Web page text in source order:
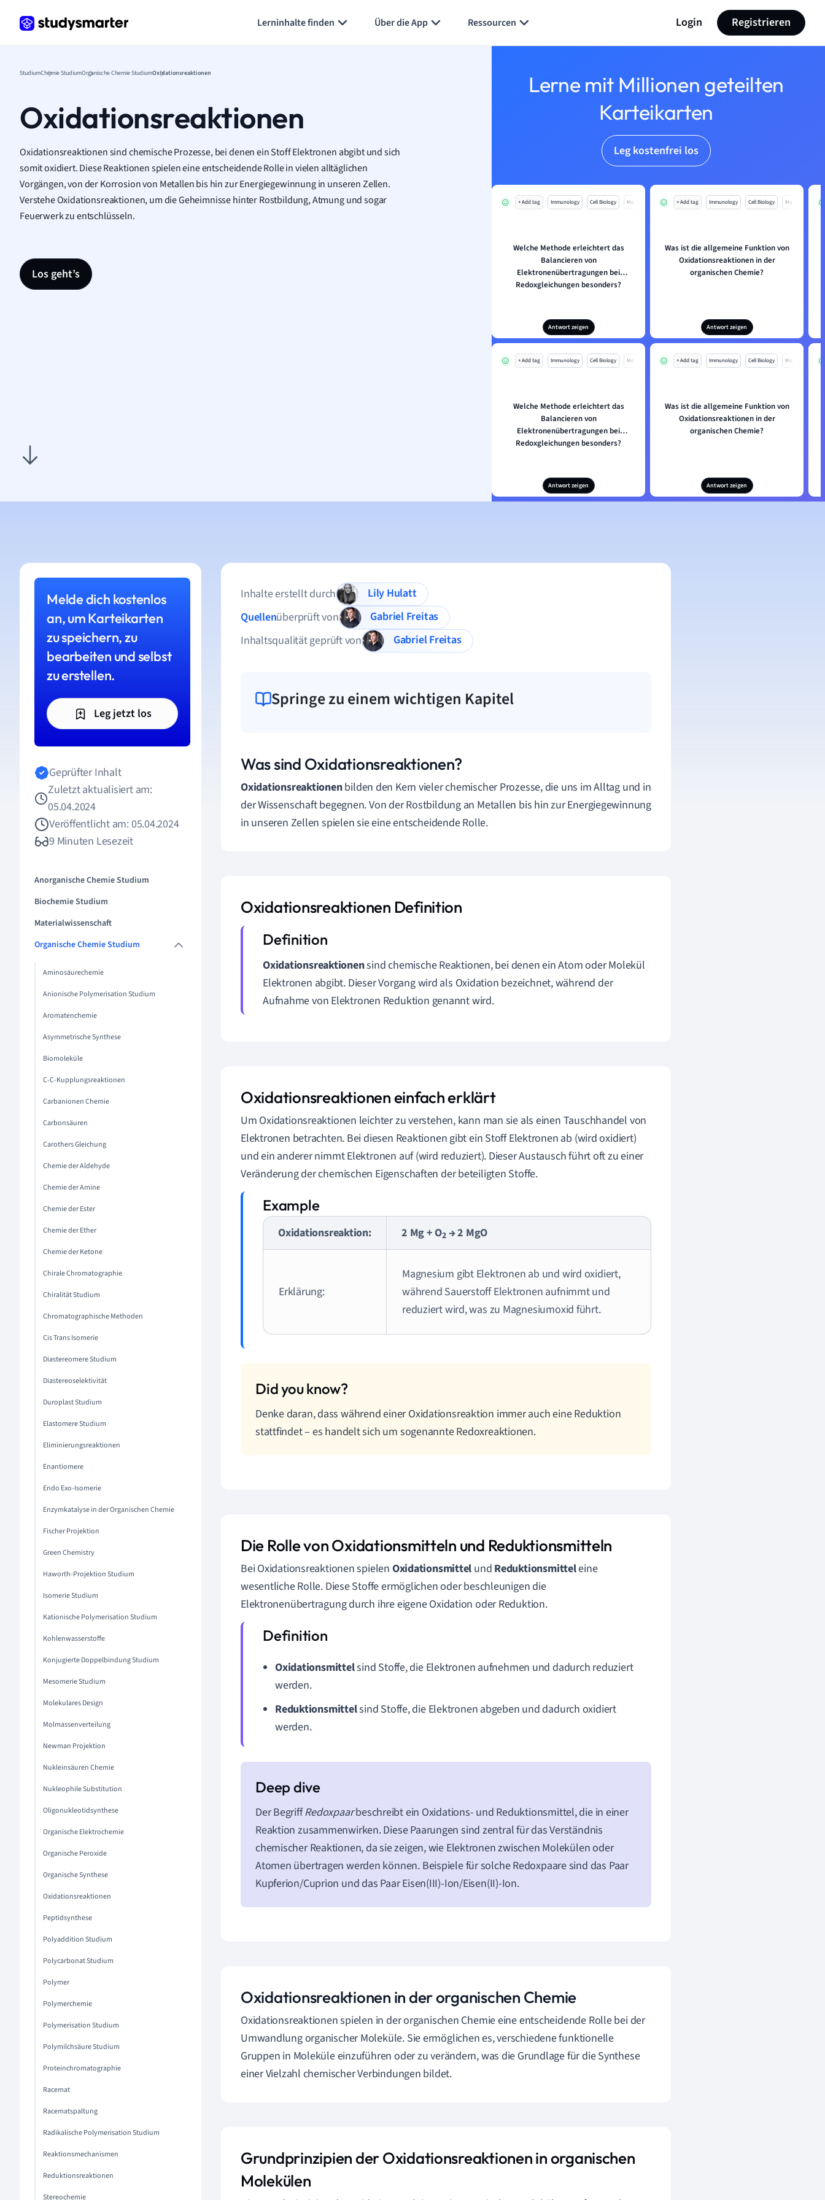
Lerninhalte finden Über die App Ressourcen Login Registrieren
StudiumChemie StudiumOrganische Chemie StudiumOxidationsreaktionen
Oxidationsreaktionen
Oxidationsreaktionen sind chemische Prozesse, bei denen ein Stoff Elektronen abgibt und sich
somit oxidiert. Diese Reaktionen spielen eine entscheidende Rolle in vielen alltäglichen
Vorgängen, von der Korrosion von Metallen bis hin zur Energiegewinnung in unseren Zellen.
Verstehe Oxidationsreaktionen, um die Geheimnisse hinter Rostbildung, Atmung und sogar
Feuerwerk zu entschlüsseln.
Los geht’s
Lerne mit Millionen geteilten
Karteikarten
Leg kostenfrei los
+ Add tag Immunology Cell Biology Mo
Welche Methode erleichtert das
Balancieren von
Elektronenübertragungen bei
Redoxgleichungen besonders?
Antwort zeigen
+ Add tag Immunology Cell Biology Mo
Was ist die allgemeine Funktion von
Oxidationsreaktionen in der
organischen Chemie?
Antwort zeigen
+ Add tag Immunology Cell Biology Mo
Welche Methode erleichtert das
Balancieren von
Elektronenübertragungen bei
Redoxgleichungen besonders?
Antwort zeigen
+ Add tag Immunology Cell Biology Mo
Was ist die allgemeine Funktion von
Oxidationsreaktionen in der
organischen Chemie?
Antwort zeigen
Melde dich kostenlos
an, um Karteikarten
zu speichern, zu
bearbeiten und selbst
zu erstellen.
Leg jetzt los
Geprüfter Inhalt
Zuletzt aktualisiert am:
05.04.2024
Veröffentlicht am: 05.04.2024
9 Minuten Lesezeit
Anorganische Chemie Studium
Biochemie Studium
Materialwissenschaft
Organische Chemie Studium
Aminosäurechemie
Anionische Polymerisation Studium
Aromatenchemie
Asymmetrische Synthese
Biomoleküle
C-C-Kupplungsreaktionen
Carbanionen Chemie
Carbonsäuren
Carothers Gleichung
Chemie der Aldehyde
Chemie der Amine
Chemie der Ester
Chemie der Ether
Chemie der Ketone
Chirale Chromatographie
Chiralität Studium
Chromatographische Methoden
Cis Trans Isomerie
Diastereomere Studium
Diastereoselektivität
Duroplast Studium
Elastomere Studium
Eliminierungsreaktionen
Enantiomere
Endo Exo-Isomerie
Enzymkatalyse in der Organischen Chemie
Fischer Projektion
Green Chemistry
Haworth-Projektion Studium
Isomerie Studium
Kationische Polymerisation Studium
Kohlenwasserstoffe
Konjugierte Doppelbindung Studium
Mesomerie Studium
Molekulares Design
Molmassenverteilung
Newman Projektion
Nukleinsäuren Chemie
Nukleophile Substitution
Oligonukleotidsynthese
Organische Elektrochemie
Organische Peroxide
Organische Synthese
Oxidationsreaktionen
Peptidsynthese
Polyaddition Studium
Polycarbonat Studium
Polymer
Polymerchemie
Polymerisation Studium
Polymilchsäure Studium
Proteinchromatographie
Racemat
Racematspaltung
Radikalische Polymerisation Studium
Reaktionsmechanismen
Reduktionsreaktionen
Stereochemie
Inhalte erstellt durch
Lily Hulatt
Quellenüberprüft von
Gabriel Freitas
Inhaltsqualität geprüft von
Gabriel Freitas
Springe zu einem wichtigen Kapitel
Was sind Oxidationsreaktionen?
Oxidationsreaktionenbilden den Kern vieler chemischer Prozesse, die uns im Alltag und in
der Wissenschaft begegnen. Von der Rostbildung an Metallen bis hin zur Energiegewinnung
in unseren Zellen spielen sie eine entscheidende Rolle.
Oxidationsreaktionen Definition
Oxidationsreaktionensind chemische Reaktionen, bei denen ein Atom oder Molekül
Elektronen abgibt. Dieser Vorgang wird als Oxidation bezeichnet, während der
Aufnahme von Elektronen Reduktion genannt wird.
Oxidationsreaktionen einfach erklärt
Um Oxidationsreaktionen leichter zu verstehen, kann man sie als einen Tauschhandel von
Elektronen betrachten. Bei diesen Reaktionen gibt ein Stoff Elektronen ab (wird oxidiert)
und ein anderer nimmt Elektronen auf (wird reduziert). Dieser Austausch führt oft zu einer
Veränderung der chemischen Eigenschaften der beteiligten Stoffe.
Oxidationsreaktion: 2 Mg + O2 → 2 MgO
Erklärung:
Magnesium gibt Elektronen ab und wird oxidiert,
während Sauerstoff Elektronen aufnimmt und
reduziert wird, was zu Magnesiumoxid führt.
Denke daran, dass während einer Oxidationsreaktion immer auch eine Reduktion
stattfindet – es handelt sich um sogenannte Redoxreaktionen.
Die Rolle von Oxidationsmitteln und Reduktionsmitteln
Bei Oxidationsreaktionen spielen Oxidationsmittel und Reduktionsmitteleine
wesentliche Rolle. Diese Stoffe ermöglichen oder beschleunigen die
Elektronenübertragung durch ihre eigene Oxidation oder Reduktion.
Oxidationsmittelsind Stoffe, die Elektronen aufnehmen und dadurch reduziert
werden.
Reduktionsmittelsind Stoffe, die Elektronen abgeben und dadurch oxidiert
werden.
Der BegriffRedoxpaarbeschreibt ein Oxidations- und Reduktionsmittel, die in einer
Reaktion zusammenwirken. Diese Paarungen sind zentral für das Verständnis
chemischer Reaktionen, da sie zeigen, wie Elektronen zwischen Molekülen oder
Atomen übertragen werden können. Beispiele für solche Redoxpaare sind das Paar
Kupferion/Cuprion und das Paar Eisen(III)-Ion/Eisen(II)-Ion.
Oxidationsreaktionen in der organischen Chemie
Oxidationsreaktionen spielen in der organischen Chemie eine entscheidende Rolle bei der
Umwandlung organischer Moleküle. Sie ermöglichen es, verschiedene funktionelle
Gruppen in Moleküle einzuführen oder zu verändern, was die Grundlage für die Synthese
einer Vielzahl chemischer Verbindungen bildet.
Grundprinzipien der Oxidationsreaktionen in organischen
Molekülen